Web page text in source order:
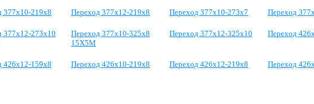
377х10-219х8 Переход 377х12-219х8 Переход 377х10-273х7 Переход
377х12-273х10
Переход 377х10-325х8
15Х5М
Переход 377х12-325х10 Переход
426х12-159х8 Переход 426х10-219х8 Переход 426х12-219х8 Переход